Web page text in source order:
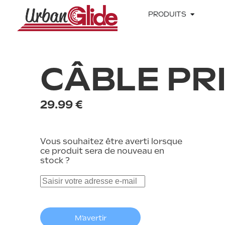
PRODUITS
CÂBLE
29.99 €
Vous souhaitez être averti lorsque
ce produit sera de nouveau en
stock ?
M’avertir